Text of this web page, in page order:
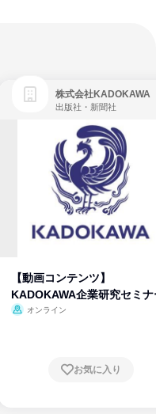
株式会社KADOKAWA
出版社・新聞社
【動画コンテンツ】
KADOKAWA企業研究セミナ
オンライン
お気に入り